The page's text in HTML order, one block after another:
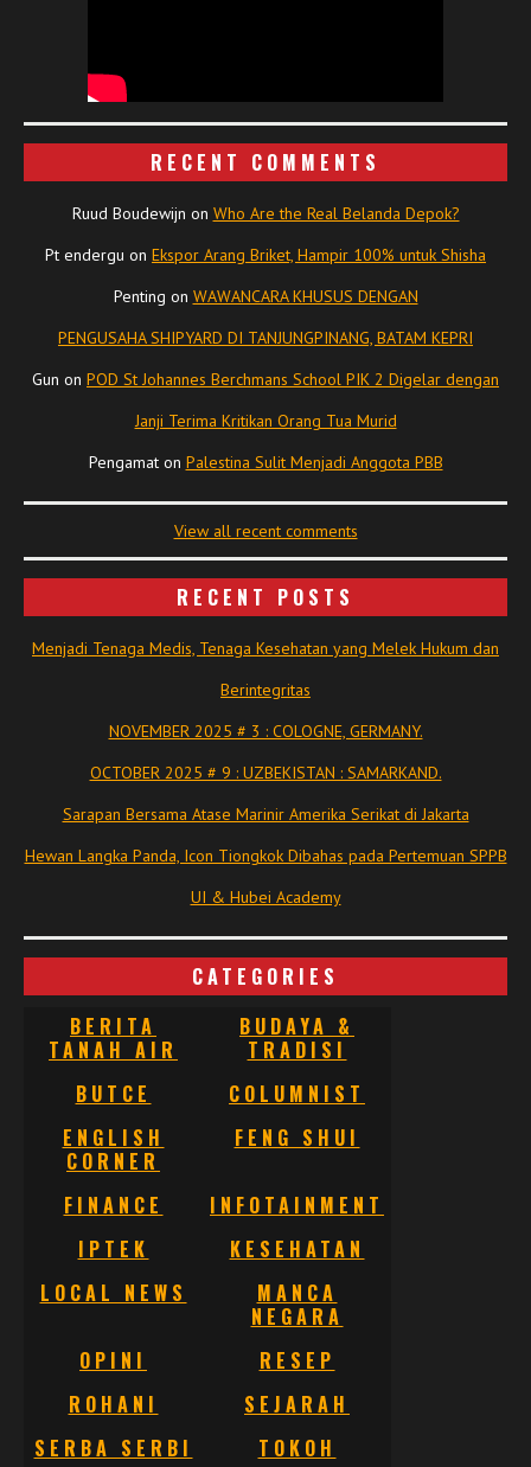
RECENT COMMENTS
Ruud Boudewijn on Who Are the Real Belanda Depok?
Pt endergu on Ekspor Arang Briket, Hampir 100% untuk Shisha
Penting on WAWANCARA KHUSUS DENGAN
PENGUSAHA SHIPYARD DI TANJUNGPINANG, BATAM KEPRI
Gun on POD St Johannes Berchmans School PIK 2 Digelar dengan
Janji Terima Kritikan Orang Tua Murid
Pengamaton Palestina Sulit Menjadi Anggota PBB
View all recent comments
RECENT POSTS
Menjadi Tenaga Medis, Tenaga Kesehatan yang Melek Hukum dan
Berintegritas
NOVEMBER 2025 # 3 : COLOGNE, GERMANY.
OCTOBER 2025 # 9 : UZBEKISTAN : SAMARKAND.
Sarapan Bersama Atase Marinir Amerika Serikat di Jakarta
Hewan Langka Panda, Icon Tiongkok Dibahas pada Pertemuan SPPB
UI & Hubei Academy
CATEGORIES
BERITA
TANAH AIR
BUDAYA &
TRADISI
BUTCE
COLUMNIST
ENGLISH
CORNER
FENG SHUI
FINANCE
INFOTAINMENT
IPTEK
KESEHATAN
LOCAL NEWS
MANCA
NEGARA
OPINI
RESEP
ROHANI
SEJARAH
SERBA SERBI
TOKOH